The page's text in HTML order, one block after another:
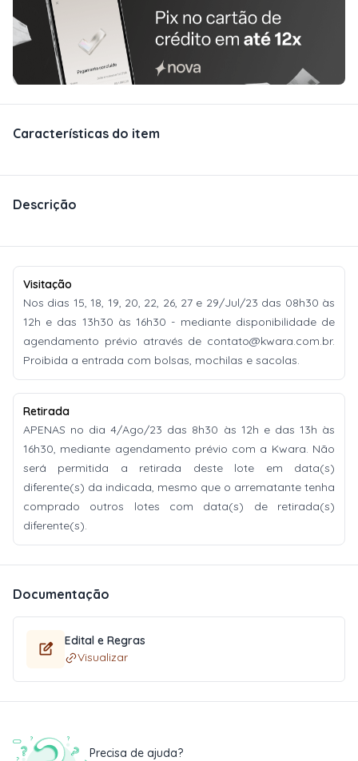
Características do item
Descrição
Visitação
Nos dias 15, 18, 19, 20, 22, 26, 27 e 29/Jul/23 das 08h30 às
12h e das 13h30 às 16h30 - mediante disponibilidade de
agendamento prévio através de contato@kwara.com.br.
Proibida a entrada com bolsas, mochilas e sacolas.
Retirada
APENAS no dia 4/Ago/23 das 8h30 às 12h e das 13h às
16h30, mediante agendamento prévio com a Kwara. Não
será permitida a retirada deste lote em data(s)
diferente(s) da indicada, mesmo que o arrematante tenha
comprado outros lotes com data(s) de retirada(s)
diferente(s).
Documentação
Edital e Regras
Visualizar
Precisa de ajuda?